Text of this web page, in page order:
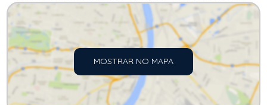
MOSTRAR NO MAPA